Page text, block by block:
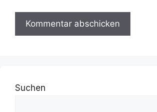
Suchen